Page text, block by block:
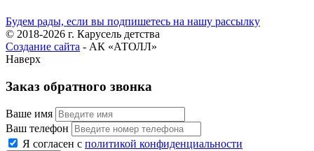
Будем рады, если вы подпишетесь на нашу рассылку
© 2018-2026 г. Карусель детства
Создание сайта - АК «АТОЛЛ»
Наверх
Заказ обратного звонка
Ваше имя
Ваш телефон
Я согласен с политикой конфиденциальности